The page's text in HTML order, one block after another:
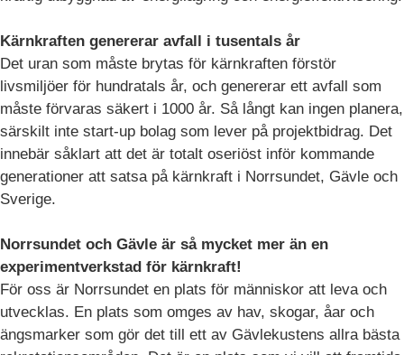
Kärnkraften genererar avfall i tusentals år
Det uran som måste brytas för kärnkraften förstör
livsmiljöer för hundratals år, och genererar ett avfall som
måste förvaras säkert i 1000 år. Så långt kan ingen planera,
särskilt inte start-up bolag som lever på projektbidrag. Det
innebär såklart att det är totalt oseriöst inför kommande
generationer att satsa på kärnkraft i Norrsundet, Gävle och
Sverige.
Norrsundet och Gävle är så mycket mer än en
experimentverkstad för kärnkraft!
För oss är Norrsundet en plats för människor att leva och
utvecklas. En plats som omges av hav, skogar, åar och
ängsmarker som gör det till ett av Gävlekustens allra bästa